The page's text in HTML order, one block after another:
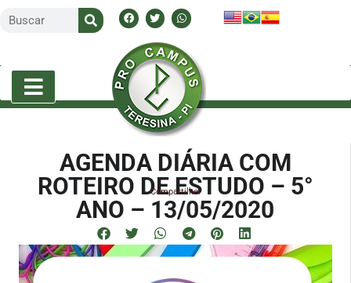
AGENDA DIÁRIA COM
ROTEIRO DE ESTUDO – 5°
ANO – 13/05/2020
Compartilhe!